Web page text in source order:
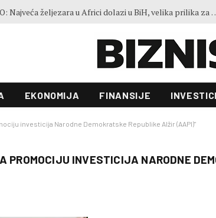
Ko je LISCO: Najveća željezara u
EKONOMIJA FINANSIJE
investicija Narodne Demokratske Republike Alžir (AAPI)"
PROMOCIJU INVESTICIJA NARODNE